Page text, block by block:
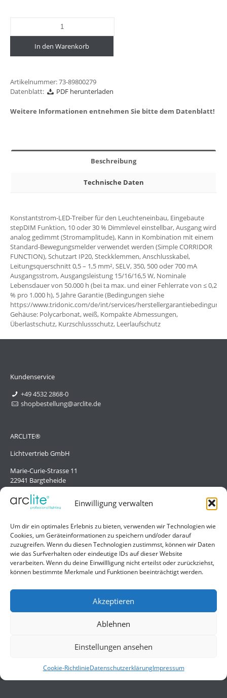
Einwilligung verwalten
Um dir ein optimales Erlebnis zu bieten, verwenden wir Technologien wie
Cookies, um Geräteinformationen zu speichern und/oder darauf
zuzugreifen. Wenn du diesen Technologien zustimmst, können wir Daten
wie das Surfverhalten oder eindeutige IDs auf dieser Website
verarbeiten. Wenn du deine Einwillligung nicht erteilst oder zurückziehst,
können bestimmte Merkmale und Funktionen beeinträchtigt werden.
Akzeptieren
Ablehnen
Einstellungen ansehen
Cookie-RichtlinieDatenschutzerklärungImpressum
In den Warenkorb
Artikelnummer:73-89800279
Datenblatt:
PDF herunterladen
Weitere Informationen entnehmen Sie bitte dem Datenblatt!
Beschreibung
Technische Daten
Konstantstrom-LED-Treiber für den Leuchteneinbau, Eingebaute
stepDIM Funktion, 10 oder 30 % Dimmlevel einstellbar, Ausgang wird
analog gedimmt (Stromamplitude), Kann in Kombination mit einem
Standard-Bewegungsmelder verwendet werden (Simple CORRIDOR
FUNCTION), Schutzart IP20, Steckklemmen, Anschlusskabel,
Leitungsquerschnitt 0,5 – 1,5 mm², SELV, 350, 500 oder 700 mA
Ausgangsstrom, Ausgangsleistung 15/16/16,5 W, Nominale
Lebensdauer von 50.000 h (bei ta max. und einer Fehlerrate von ≤ 0,2
% pro 1.000 h), 5 Jahre Garantie (Bedingungen siehe
https://www.tridonic.com/de/int/services/
Gehäuse: Polycarbonat, weiß, Kompakte Abmessungen,
Überlastschutz, Kurzschlussschutz, Leerlaufschutz
Kundenservice
+49 4532 2868-0
shopbestellung@arclite.de
ARCLITE®
Lichtvertrieb GmbH
Marie-Curie-Strasse 11
22941 Bargteheide
Deutschland/Germany
Hilfe
Liefer- und Zahlungsbedingungen
Kontakt